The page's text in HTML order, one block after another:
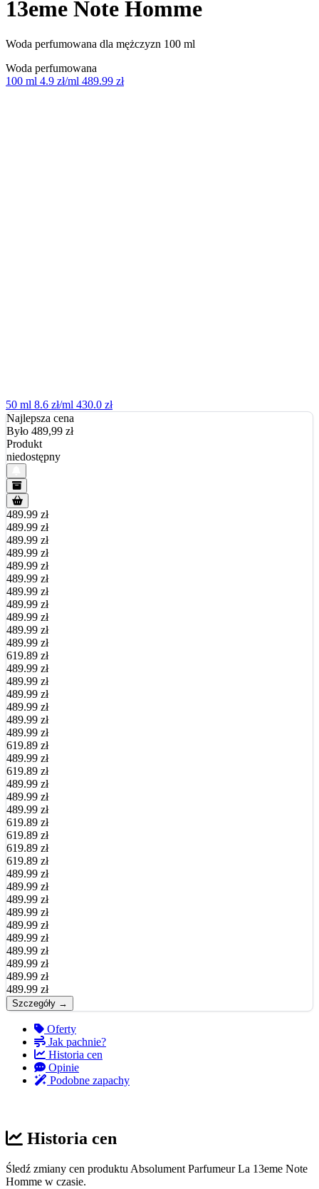
13eme Note Homme
Woda perfumowana dla mężczyzn 100 ml
Woda perfumowana
100 ml 4.9 zł/ml 489.99 zł
50 ml 8.6 zł/ml 430.0 zł
Najlepsza cena
Było 489,99 zł
Produkt
niedostępny
489.99 zł
489.99 zł
489.99 zł
489.99 zł
489.99 zł
489.99 zł
489.99 zł
489.99 zł
489.99 zł
489.99 zł
489.99 zł
619.89 zł
489.99 zł
489.99 zł
489.99 zł
489.99 zł
489.99 zł
489.99 zł
619.89 zł
489.99 zł
619.89 zł
489.99 zł
489.99 zł
489.99 zł
619.89 zł
619.89 zł
619.89 zł
619.89 zł
489.99 zł
489.99 zł
489.99 zł
489.99 zł
489.99 zł
489.99 zł
489.99 zł
489.99 zł
489.99 zł
489.99 zł
Szczegóły →
Oferty
Jak pachnie?
Historia cen
Opinie
Podobne zapachy
Historia cen
Śledź zmiany cen produktu Absolument Parfumeur La 13eme Note
Homme w czasie.